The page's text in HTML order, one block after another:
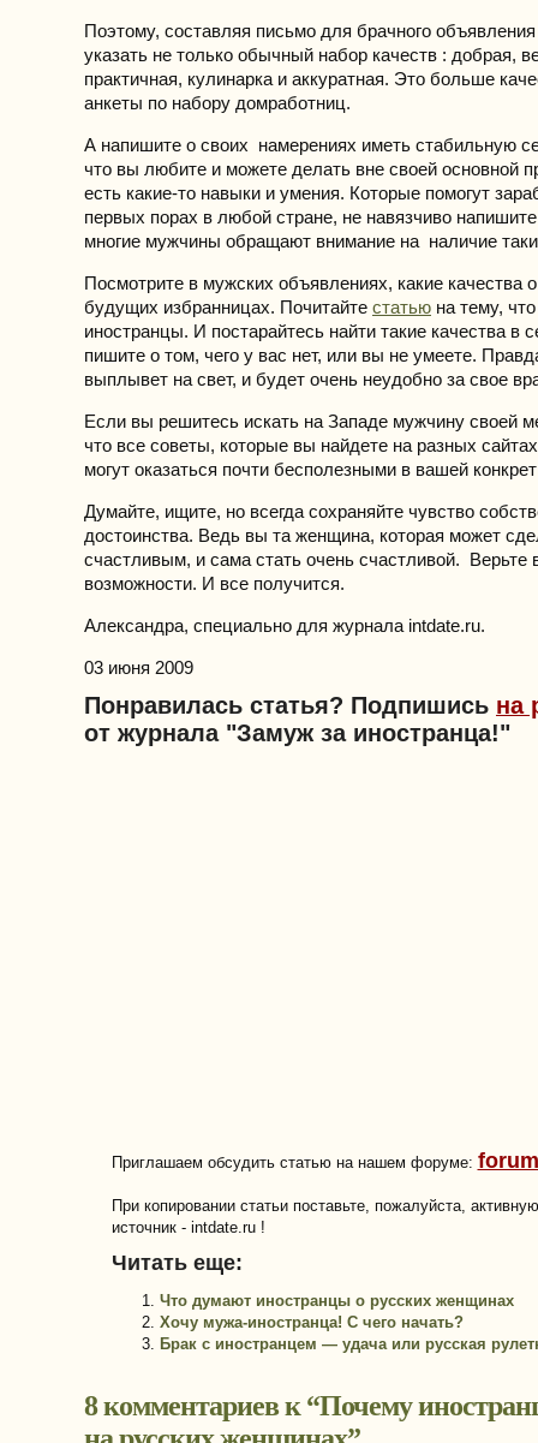
Поэтому, составляя письмо для брачного
указать не только обычный набор качеств : добрая,
практичная, кулинарка и аккуратная. Это больше
анкеты по набору домработниц.
А напишите о своих намерениях иметь стабильную
что вы любите и можете делать вне своей основной
есть какие-то навыки и умения. Которые помогут
первых порах в любой стране, не навязчиво
многие мужчины обращают внимание на наличие
Посмотрите в мужских объявлениях, какие качества
будущих избранницах. Почитайте статью на тему,
иностранцы. И постарайтесь найти такие качества в
пишите о том, чего у вас нет, или вы не умеете.
выплывет на свет, и будет очень неудобно за свое
Если вы решитесь искать на Западе мужчину своей
что все советы, которые вы найдете на разных
могут оказаться почти бесполезными в вашей
Думайте, ищите, но всегда сохраняйте чувство
достоинства. Ведь вы та женщина, которая может
счастливым, и сама стать очень счастливой. Верьте
возможности. И все получится.
Александра, специально для журнала intdate.ru.
03 июня 2009
Понравилась статья? Подпишись на
от журнала "Замуж за иностранца!"
Приглашаем обсудить статью на нашем форуме:
При копировании статьи поставьте, пожалуйста,
источник - intdate.ru !
Читать еще:
Что думают иностранцы о русских женщинах
Хочу мужа-иностранца! С чего начать?
Брак с иностранцем — удача или русская
8 комментариев к “Почему